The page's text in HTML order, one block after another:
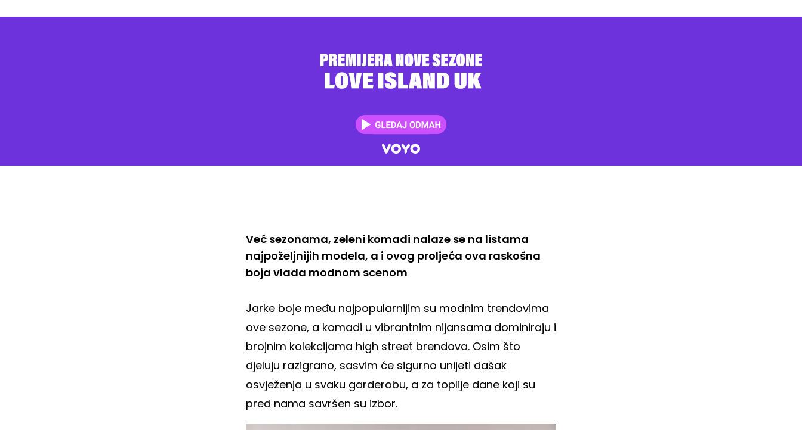
Već sezonama, zeleni komadi nalaze se na listama
najpoželjnijih modela, a i ovog proljeća ova raskošna
boja vlada modnom scenom
Jarke boje među najpopularnijim su modnim trendovima
ove sezone, a komadi u vibrantnim nijansama dominiraju i
brojnim kolekcijama high street brendova. Osim što
djeluju razigrano, sasvim će sigurno unijeti dašak
osvježenja u svaku garderobu, a za toplije dane koji su
pred nama savršen su izbor.